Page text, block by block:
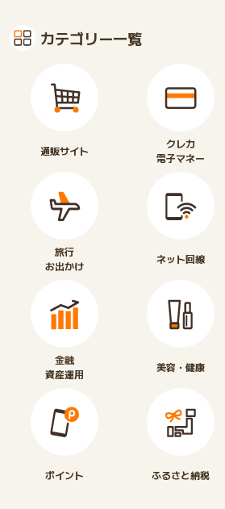
カテゴリー一覧
通販サイト
クレカ
電子マネー
旅行
お出かけ
ネット回線
金融
資産運用
美容・健康
ポイント ふるさと納税